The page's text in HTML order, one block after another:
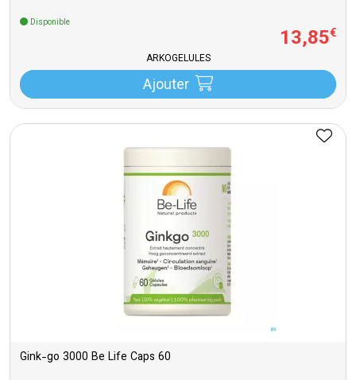
Disponible
13,85€
ARKOGELULES
Ajouter
Gink-go 3000 Be Life Caps 60